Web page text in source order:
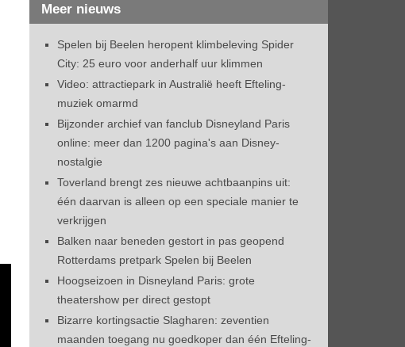
Meer nieuws
Spelen bij Beelen heropent klimbeleving Spider
City: 25 euro voor anderhalf uur klimmen
Video: attractiepark in Australië heeft Efteling-
muziek omarmd
Bijzonder archief van fanclub Disneyland Paris
online: meer dan 1200 pagina's aan Disney-
nostalgie
Toverland brengt zes nieuwe achtbaanpins uit:
één daarvan is alleen op een speciale manier te
verkrijgen
Balken naar beneden gestort in pas geopend
Rotterdams pretpark Spelen bij Beelen
Hoogseizoen in Disneyland Paris: grote
theatershow per direct gestopt
Bizarre kortingsactie Slagharen: zeventien
maanden toegang nu goedkoper dan één Efteling-